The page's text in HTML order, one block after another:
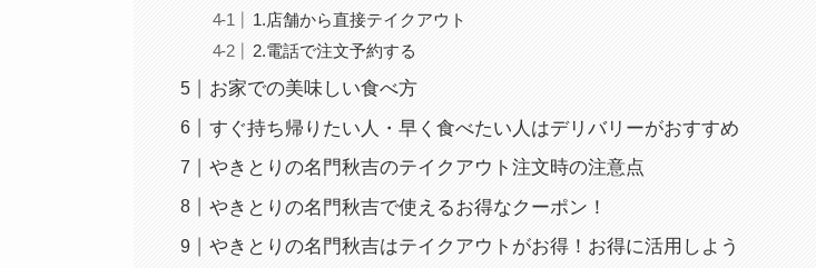
1.店舗から直接テイクアウト
2.電話で注文予約する
お家での美味しい食べ方
すぐ持ち帰りたい人・早く食べたい人はデリバリーがおすすめ
やきとりの名門秋吉のテイクアウト注文時の注意点
やきとりの名門秋吉で使えるお得なクーポン！
やきとりの名門秋吉はテイクアウトがお得！お得に活用しよう